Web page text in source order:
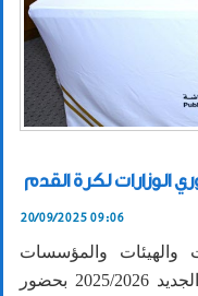
الوزارات لكرة القدم
20/09/2025 09:06
والهيئات والمؤسسات
الحكومية لكرة القدم قرعة الموسم الجديد 2025/2026 بحضور